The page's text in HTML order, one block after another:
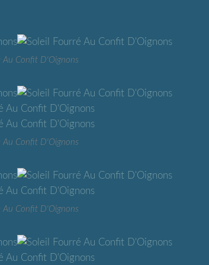
Au Confit D'Oignons
Au Confit D'Oignons
Au Confit D'Oignons